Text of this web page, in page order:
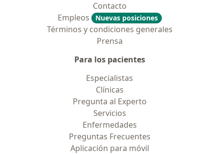
Contacto
Empleos
Nuevas posiciones
Términos y condiciones generales
Prensa
Para los pacientes
Especialistas
Clínicas
Pregunta al Experto
Servicios
Enfermedades
Preguntas Frecuentes
Aplicación para móvil